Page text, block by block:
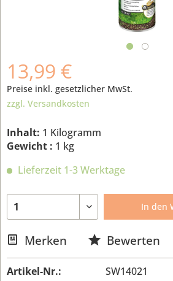
13,99 €
Preise inkl. gesetzlicher MwSt.
zzgl. Versandkosten
Inhalt: 1 Kilogramm
Gewicht : 1 kg
Lieferzeit 1-3 Werktage
In den
Merken Bewerten
Artikel-Nr.: SW14021